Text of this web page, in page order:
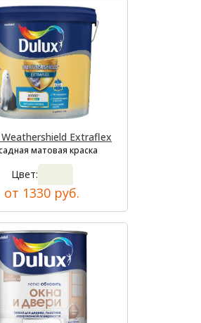
Extraflex
матовая краска
Цвет:
от 1330 руб.